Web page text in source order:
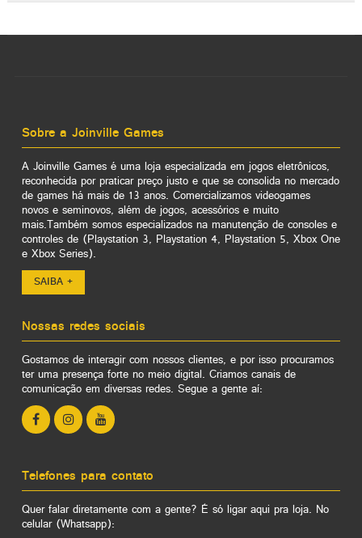
Sobre a Joinville Games
A Joinville Games é uma loja especializada em jogos eletrônicos,
reconhecida por praticar preço justo e que se consolida no mercado
de games há mais de 13 anos. Comercializamos videogames
novos e seminovos, além de jogos, acessórios e muito
mais.Também somos especializados na manutenção de consoles e
controles de (Playstation 3, Playstation 4, Playstation 5, Xbox One
e Xbox Series).
SAIBA +
Nossas redes sociais
Gostamos de interagir com nossos clientes, e por isso procuramos
ter uma presença forte no meio digital. Criamos canais de
comunicação em diversas redes. Segue a gente aí:
Telefones para contato
Quer falar diretamente com a gente? É só ligar aqui pra loja. No
celular (Whatsapp):